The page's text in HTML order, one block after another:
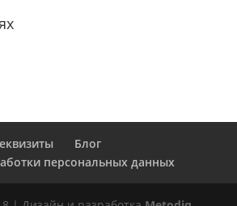
Блог
персональных данных